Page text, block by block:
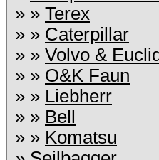
» » Terex
» » Caterpillar
» » Volvo & Euclid
» » O&K Faun
» » Liebherr
» » Bell
» » Komatsu